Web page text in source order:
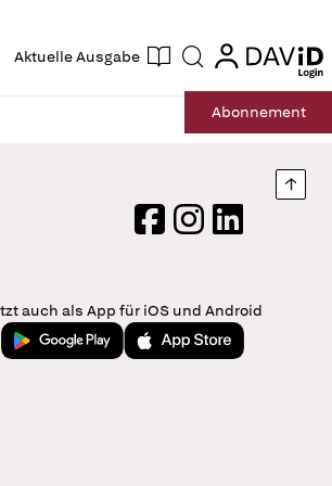
Aktuelle Ausgabe Suche login
login
Abonnement
FacebookInstagram
LinkedIn
auch als App für iOS und Android
Jetzt bei Google PlayLaden im App Store